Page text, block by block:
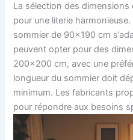
La sélection des dimensions
pour une literie
sommier de 90×190 cm
peuvent opter pour des
200×200 cm, avec une
longueur du sommier doit
minimum. Les fabricants
pour répondre aux besoins